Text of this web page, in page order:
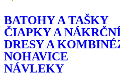
BATOHY A TAŠKY
ČIAPKY A
DRESY A
NOHAVICE
NÁVLEKY